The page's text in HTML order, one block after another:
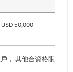
50,000
， 其他合資格賬